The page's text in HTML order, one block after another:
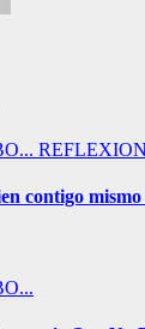
contigo